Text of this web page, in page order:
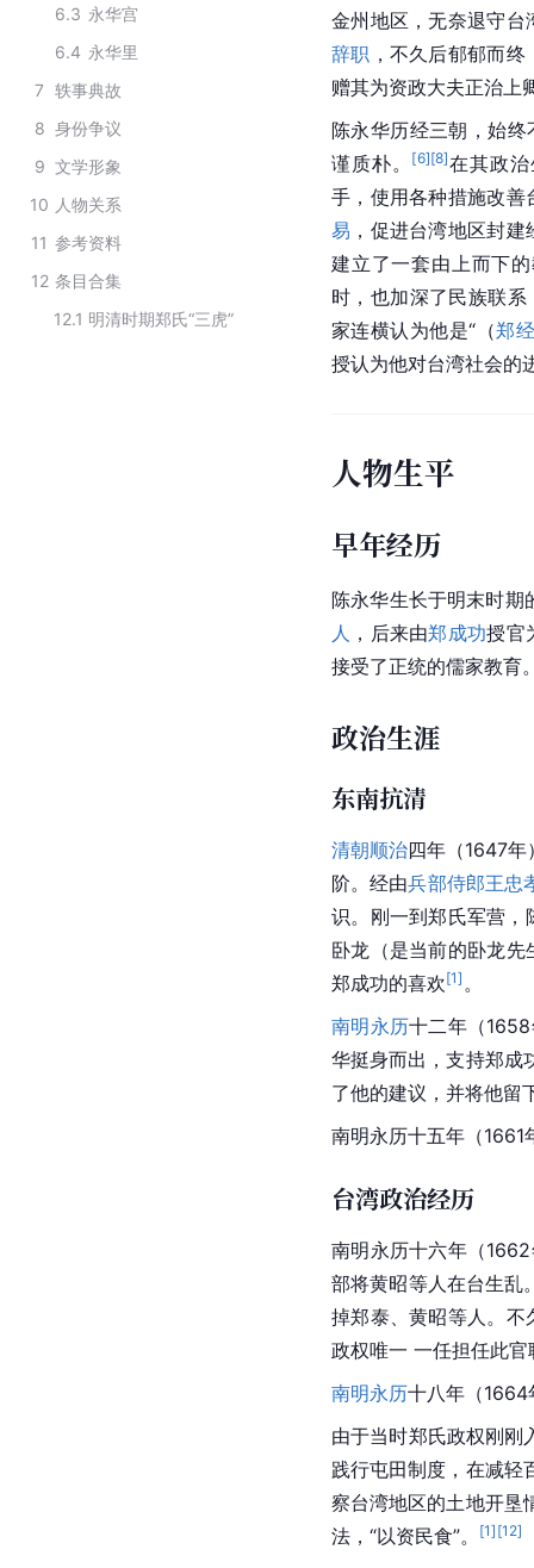
6.3 永华宫
6.4 永华里
7 轶事典故
8 身份争议
9 文学形象
10 人物关系
11 参考资料
12 条目合集
12.1 明清时期郑氏“三虎”
金州地区，无奈退守
辞职 ，不久后郁郁而
赠其为资政大夫正治上
陈永华历经三朝，始终
谨质朴。
[6][8]在其政
手，使用各种措施改善
易 ，促进台湾地区封
建立了一套由上而下
时，也加深了民族联
家连横认为他是“（郑
授认为他对台湾社会的
人物生平
早年经历
陈永华生长于明末时期
人 ，后来由郑成功授官
接受了正统的儒家教育
政治生涯
东南抗清
清朝顺治四年（1647
阶。经由兵部侍郎王忠
识。刚一到郑氏军营，
卧龙（是当前的卧龙先
郑成功的喜欢[1] 。
南明永历十二年（
华挺身而出，支持郑成
了他的建议，并将他留
南明永历十五年（
台湾政治经历
南明永历十六年（
部将黄昭等人在台生乱
掉郑泰、黄昭等人。不
政权唯一 一任担任此官
南明永历十八年（1664
由于当时郑氏政权刚刚
践行屯田制度，在减轻
察台湾地区的土地开垦
法，“以资民食”。
[1] [12]